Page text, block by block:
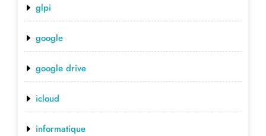
glpi
google
google drive
icloud
informatique